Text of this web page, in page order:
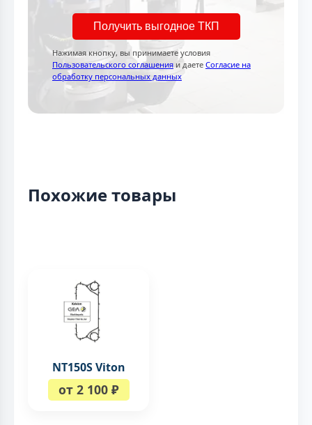
Получить выгодное ТКП
Нажимая кнопку, вы принимаете условия
Пользовательского соглашения и даете Согласие на
обработку персональных данных
Похожие товары
NT150S Viton
от 2 100 ₽